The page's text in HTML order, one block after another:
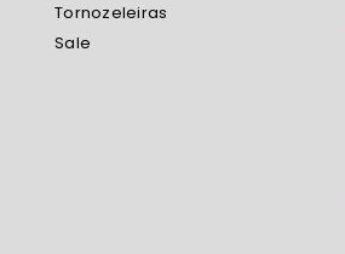
Tornozeleiras
Sale